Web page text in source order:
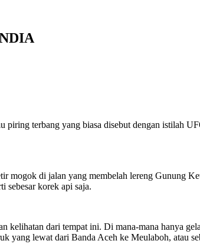
terbang yang biasa disebut dengan istilah
di jalan yang membelah lereng Gunung
sebesar korek api saja.
kelihatan dari tempat ini. Di mana-mana hanya
yang lewat dari Banda Aceh ke Meulaboh, atau